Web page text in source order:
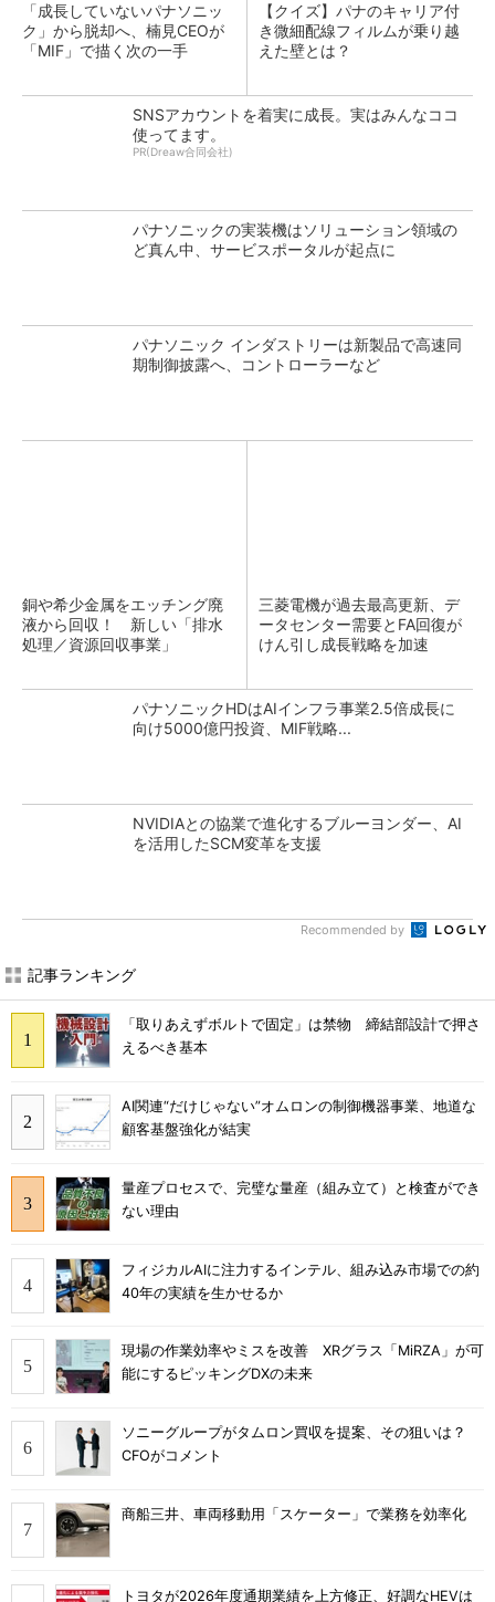
「成長していないパナソニッ
ク」から脱却へ、楠見CEOが
「MIF」で描く次の一手
【クイズ】パナのキャリア付
き微細配線フィルムが乗り越
えた壁とは？
SNSアカウントを着実に成長。実はみんなココ
使ってます。
PR(Dreaw合同会社)
パナソニックの実装機はソリューション領域の
ど真ん中、サービスポータルが起点に
パナソニック インダストリーは新製品で高速同
期制御披露へ、コントローラーなど
銅や希少金属をエッチング廃
液から回収！ 新しい「排水
処理／資源回収事業」
三菱電機が過去最高更新、デ
ータセンター需要とFA回復が
けん引し成長戦略を加速
パナソニックHDはAIインフラ事業2.5倍成長に
向け5000億円投資、MIF戦略...
NVIDIAとの協業で進化するブルーヨンダー、AI
を活用したSCM変革を支援
Recommended by
記事ランキング
「取りあえずボルトで固定」は禁物 締結部設計で押さ
えるべき基本
AI関連“だけじゃない”オムロンの制御機器事業、地道な
顧客基盤強化が結実
量産プロセスで、完璧な量産（組み立て）と検査ができ
ない理由
フィジカルAIに注力するインテル、組み込み市場での約
40年の実績を生かせるか
現場の作業効率やミスを改善 XRグラス「MiRZA」が可
能にするピッキングDXの未来
ソニーグループがタムロン買収を提案、その狙いは？
CFOがコメント
商船三井、車両移動用「スケーター」で業務を効率化
トヨタが2026年度通期業績を上方修正、好調なHEVは